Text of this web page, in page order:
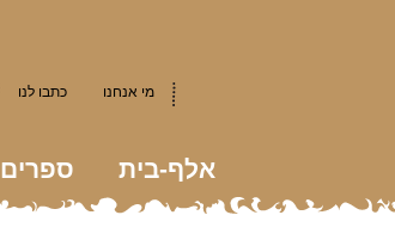
כתבו לנו מי אנחנו
אלף-בית ספרים